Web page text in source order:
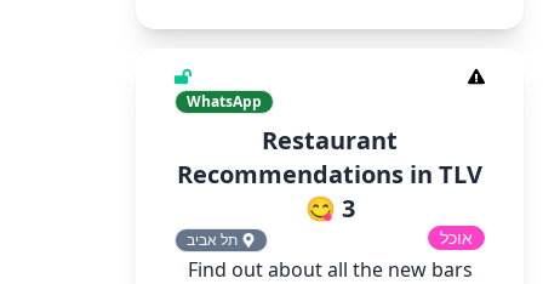
WhatsApp
Restaurant
Recommendations in TLV
3 😋
אוכל תל אביב
Find out about all the new bars